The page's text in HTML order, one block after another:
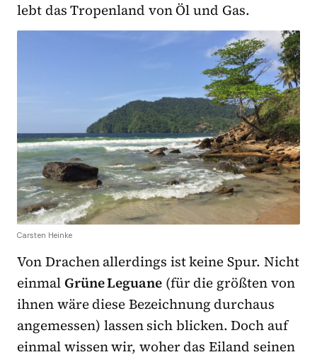
lebt das Tropenland von Öl und Gas.
Carsten Heinke
Von Drachen allerdings ist keine Spur. Nicht
einmalGrüne Leguane (für die größten von
ihnen wäre diese Bezeichnung durchaus
angemessen) lassen sich blicken. Doch auf
einmal wissen wir, woher das Eiland seinen